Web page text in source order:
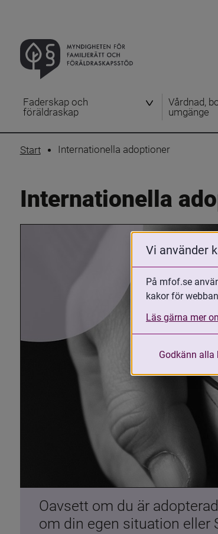
Faderskap och
föräldraskap
Vårdnad,
umgänge
Start Internationella adoptioner
Internationella
Oavsett om du är
om din egen situation eller
Vi använder
På mfof.se
kakor för
Läs gärna mer
Godkänn alla